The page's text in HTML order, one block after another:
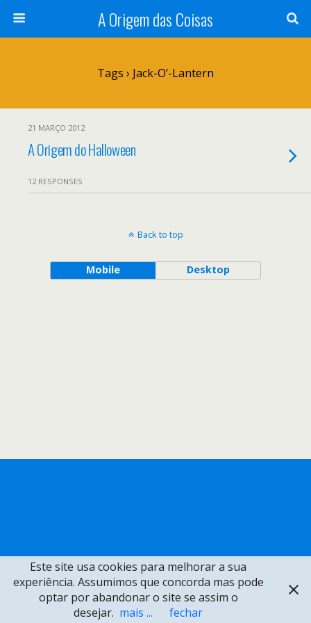
A Origem das Coisas
Tags › Jack-O’-Lantern
21 MARÇO 2012
A Origem do Halloween
12 RESPONSES
Back to top
Mobile Desktop
Este site usa cookies para melhorar a sua
experiência. Assumimos que concorda mas pode
optar por abandonar o site se assim o
desejar. mais ... fechar